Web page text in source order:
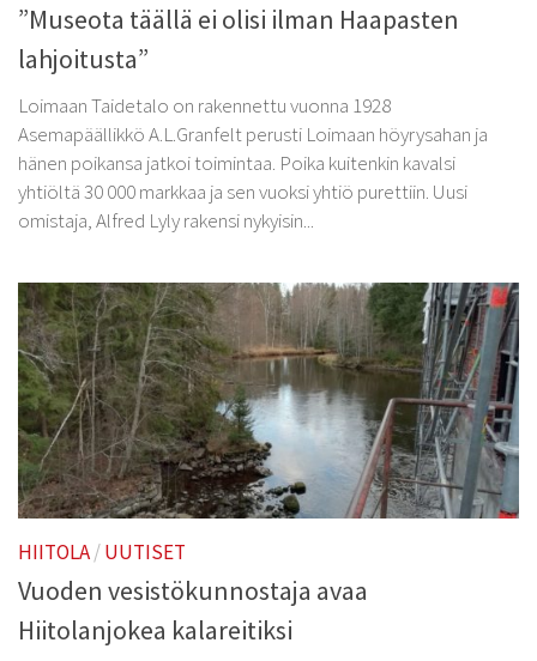
”Museota täällä ei olisi ilman Haapasten
lahjoitusta”
Loimaan Taidetalo on rakennettu vuonna 1928
Asemapäällikkö A.L.Granfelt perusti Loimaan höyrysahan ja
hänen poikansa jatkoi toimintaa. Poika kuitenkin kavalsi
yhtiöltä 30 000 markkaa ja sen vuoksi yhtiö purettiin. Uusi
omistaja, Alfred Lyly rakensi nykyisin...
HIITOLA/UUTISET
Vuoden vesistökunnostaja avaa
Hiitolanjokea kalareitiksi